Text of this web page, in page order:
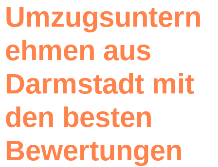
Umzugsuntern
ehmen aus
Darmstadt mit
den besten
Bewertungen